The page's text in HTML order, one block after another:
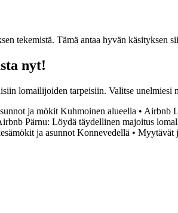
tekemistä. Tämä antaa hyvän käsityksen
nyt!
lomailijoiden tarpeisiin. Valitse unelmiesi
ja mökit Kuhmoinen alueella • Airbnb
Pärnu: Löydä täydellinen majoitus
ja asunnot Konnevedellä • Myytävät